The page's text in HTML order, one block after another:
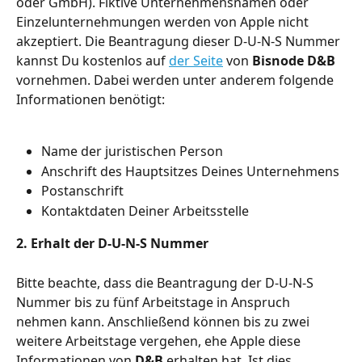
Einzelunternehmungen werden von Apple nicht
akzeptiert. Die Beantragung dieser D-U-N-S Nummer
kannst Du kostenlos auf der Seite von Bisnode D&B
vornehmen. Dabei werden unter anderem folgende
Informationen benötigt:
Name der juristischen Person
Anschrift des Hauptsitzes Deines Unternehmens
Postanschrift
Kontaktdaten Deiner Arbeitsstelle
2. Erhalt der D-U-N-S Nummer
Bitte beachte, dass die Beantragung der D-U-N-S
Nummer bis zu fünf Arbeitstage in Anspruch
nehmen kann. Anschließend können bis zu zwei
weitere Arbeitstage vergehen, ehe Apple diese